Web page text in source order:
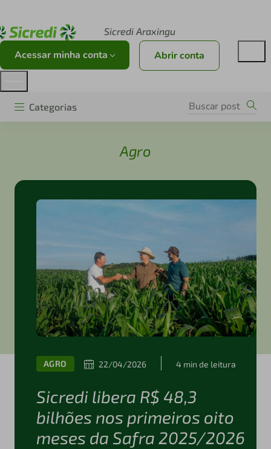
Sicredi Araxingu
Acessar minha conta Abrir conta
Categorias
Agro
AGRO 22/04/2026 4 min de leitura
Sicredi libera R$ 48,3
bilhões nos primeiros oito
meses da Safra 2025/2026